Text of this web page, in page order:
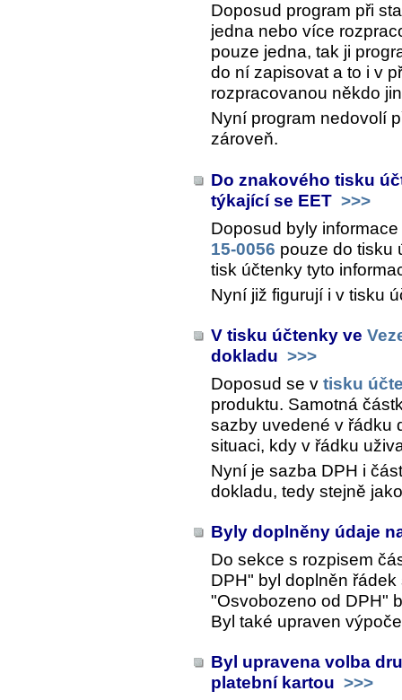
Doposud program při
jedna nebo více
pouze jedna, tak ji
do ní zapisovat a to i v
rozpracovanou někdo
Nyní program nedovolí
zároveň.
Do znakového tisku
týkající se EET >>>
Doposud byly
15-0056 pouze do tisku
tisk účtenky tyto
Nyní již figurují i v tisku
V tisku účtenky ve
dokladu >>>
Doposud se v tisku
produktu. Samotná
sazby uvedené v řádku
situaci, kdy v řádku
Nyní je sazba DPH i
dokladu, tedy stejně
Byly doplněny údaje
Do sekce s rozpisem
DPH" byl doplněn
"Osvobozeno od DPH"
Byl také upraven
Byl upravena volba
platební kartou >>>